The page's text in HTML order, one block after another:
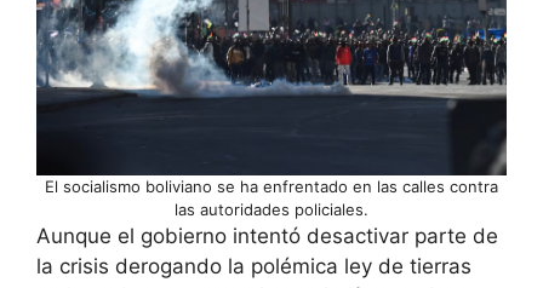
El socialismo boliviano se ha enfrentado en las calles contra
las autoridades policiales.
Aunque el gobierno intentó desactivar parte de
la crisis derogando la polémica ley de tierras